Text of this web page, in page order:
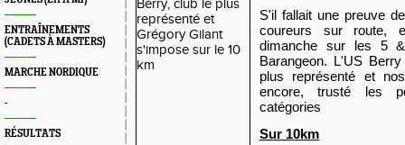
ENTRAÎNEMENTS
(CADETS À MASTERS)
MARCHE NORDIQUE
-
RÉSULTATS
S'il fallait une preuve
coureurs sur route,
dimanche sur les 5
Barangeon. L'US
plus représenté et
encore, trusté les
catégories
Sur 10km